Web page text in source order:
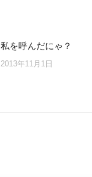
私を呼んだにゃ？
2013年11月1日